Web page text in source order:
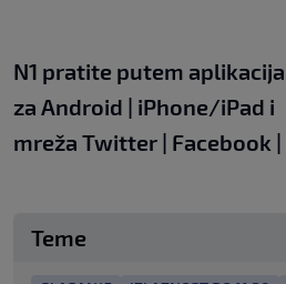
N1 pratite putem aplikacija
za Android | iPhone/iPad i
mreža Twitter | Facebook |
Teme